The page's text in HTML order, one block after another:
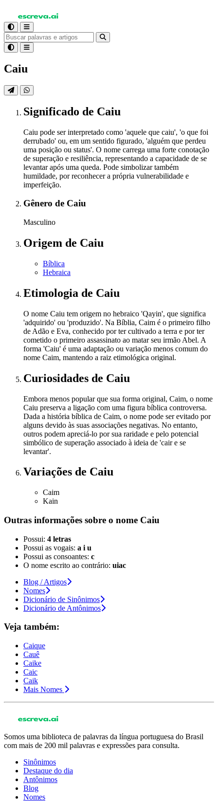
Caiu
Significado de Caiu
Caiu pode ser interpretado como 'aquele que caiu', 'o que foi
derrubado' ou, em um sentido figurado, 'alguém que perdeu
uma posição ou status'. O nome carrega uma forte conotação
de superação e resiliência, representando a capacidade de se
levantar após uma queda. Pode simbolizar também
humildade, por reconhecer a própria vulnerabilidade e
imperfeição.
Gênero de Caiu
Masculino
Origem de Caiu
Bíblica
Hebraica
Etimologia de Caiu
O nome Caiu tem origem no hebraico 'Qayin', que significa
'adquirido' ou 'produzido'. Na Bíblia, Caim é o primeiro filho
de Adão e Eva, conhecido por ter cultivado a terra e por ter
cometido o primeiro assassinato ao matar seu irmão Abel. A
forma 'Caiu' é uma adaptação ou variação menos comum do
nome Caim, mantendo a raiz etimológica original.
Curiosidades de Caiu
Embora menos popular que sua forma original, Caim, o nome
Caiu preserva a ligação com uma figura bíblica controversa.
Dada a história bíblica de Caim, o nome pode ser evitado por
alguns devido às suas associações negativas. No entanto,
outros podem apreciá-lo por sua raridade e pelo potencial
simbólico de superação associado à ideia de 'cair e se
levantar'.
Variações de Caiu
Caim
Kain
Outras informações sobre o nome Caiu
Possui: 4 letras
Possui as vogais: a i u
Possui as consoantes: c
O nome escrito ao contrário: uiac
Blog / Artigos
Nomes
Dicionário de Sinônimos
Dicionário de Antônimos
Veja também:
Caique
Cauê
Caike
Caic
Caik
Mais Nomes
Somos uma biblioteca de palavras da língua portuguesa do Brasil
com mais de 200 mil palavras e expressões para consulta.
Sinônimos
Destaque do dia
Antônimos
Blog
Nomes